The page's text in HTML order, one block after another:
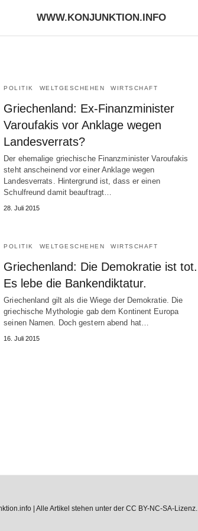
WWW.KONJUNKTION.INFO
POLITIK WELTGESCHEHEN WIRTSCHAFT
Griechenland: Ex-Finanzminister
Varoufakis vor Anklage wegen
Landesverrats?
Der ehemalige griechische Finanzminister Varoufakis
steht anscheinend vor einer Anklage wegen
Landesverrats. Hintergrund ist, dass er einen
Schulfreund damit beauftragt…
28. Juli 2015
POLITIK WELTGESCHEHEN WIRTSCHAFT
Griechenland: Die Demokratie ist tot.
Es lebe die Bankendiktatur.
Griechenland gilt als die Wiege der Demokratie. Die
griechische Mythologie gab dem Kontinent Europa
seinen Namen. Doch gestern abend hat…
16. Juli 2015
| Alle Artikel stehen unter der CC BY-NC-SA-Lizenz. |